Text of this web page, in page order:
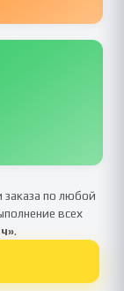
по любой
всех
.